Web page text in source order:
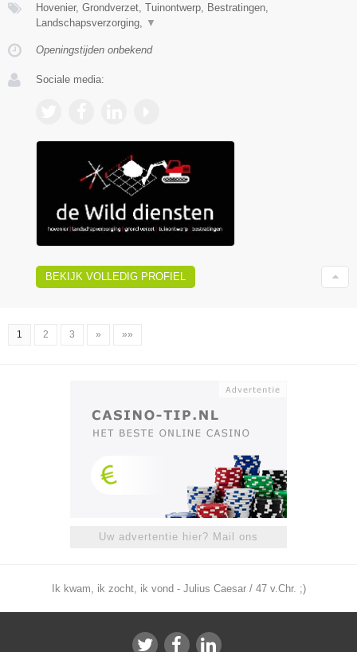
Hovenier, Grondverzet, Tuinontwerp, Bestratingen,
Landschapsverzorging,
▼
Openingstijden onbekend
Sociale media:
BEKIJK VOLLEDIG PROFIEL
1 2 3 » »»
Uw advertentie hier? Mail ons
Ik kwam, ik zocht, ik vond - Julius Caesar / 47 v.Chr. ;)